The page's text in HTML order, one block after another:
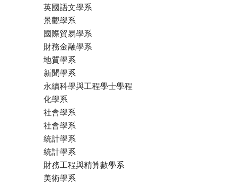
英國語文學系
景觀學系
國際貿易學系
財務金融學系
地質學系
新聞學系
永續科學與工程學士學程
化學系
社會學系
社會學系
統計學系
統計學系
財務工程與精算數學系
美術學系